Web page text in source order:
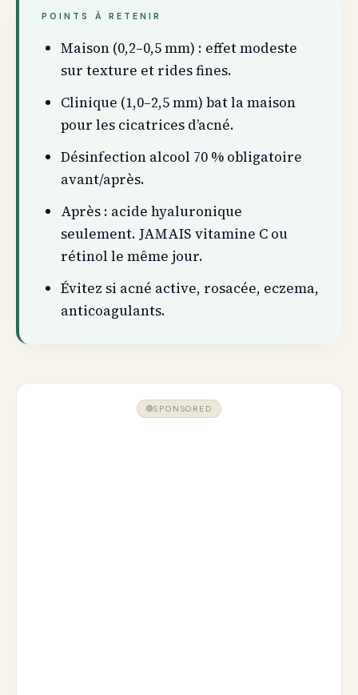
POINTS À RETENIR
Maison (0,2–0,5 mm) : effet modeste
sur texture et rides fines.
Clinique (1,0–2,5 mm) bat la maison
pour les cicatrices d’acné.
Désinfection alcool 70 % obligatoire
avant/après.
Après : acide hyaluronique
seulement. JAMAIS vitamine C ou
rétinol le même jour.
Évitez si acné active, rosacée, eczema,
anticoagulants.
SPONSORED